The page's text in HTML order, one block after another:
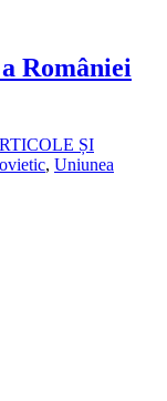
României
ȘI
, Uniunea